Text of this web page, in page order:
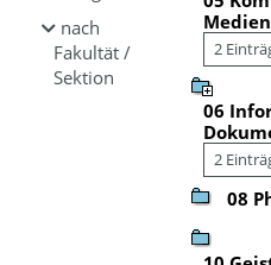
nach
Fakultät /
Sektion
2
06
2
08